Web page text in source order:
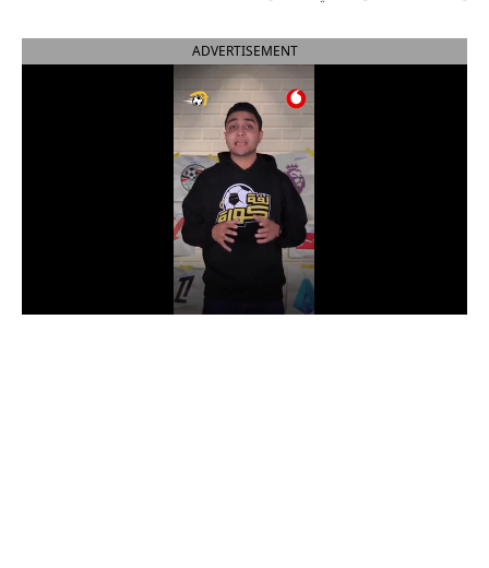
الدوري الإيطالي
الدوري السعودي للمحترفين
دوري أبطال إفريقيا
ADVERTISEMENT